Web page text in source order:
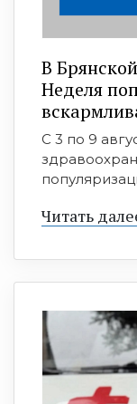
В
Неделя
С 3 по 9
Читать